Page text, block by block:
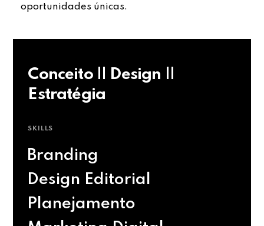
oportunidades únicas.
Conceito || Design ||
Estratégia
SKILLS
Branding
Design Editorial
Planejamento